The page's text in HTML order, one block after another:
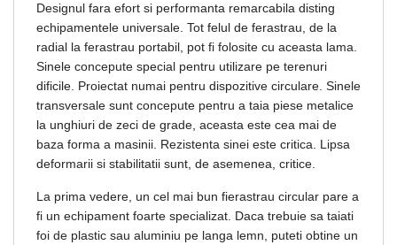
Designul fara efort si performanta remarcabila disting
echipamentele universale. Tot felul de ferastrau, de la
radial la ferastrau portabil, pot fi folosite cu aceasta lama.
Sinele concepute special pentru utilizare pe terenuri
dificile. Proiectat numai pentru dispozitive circulare. Sinele
transversale sunt concepute pentru a taia piese metalice
la unghiuri de zeci de grade, aceasta este cea mai de
baza forma a masinii. Rezistenta sinei este critica. Lipsa
deformarii si stabilitatii sunt, de asemenea, critice.
La prima vedere, un cel mai bun fierastrau circular pare a
fi un echipament foarte specializat. Daca trebuie sa taiati
foi de plastic sau aluminiu pe langa lemn, puteti obtine un